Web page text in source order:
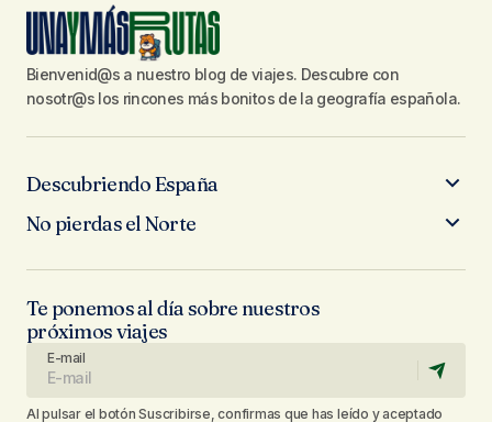
Bienvenid@s a nuestro blog de viajes. Descubre con
nosotr@s los rincones más bonitos de la geografía española.
Descubriendo España
No pierdas el Norte
Te ponemos al día sobre nuestros
próximos viajes
E-mail
Al pulsar el botón Suscribirse, confirmas que has leído y aceptado